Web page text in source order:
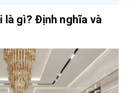
là gì? Định nghĩa và